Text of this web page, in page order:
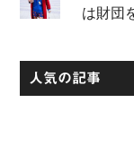
は財団
人気の記事